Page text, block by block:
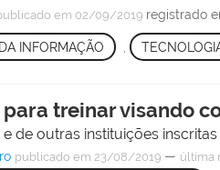
em 02/09/2019 registrado
INFORMAÇÃO
treinar visando
de outras instituições
publicado em 23/08/2019 — última